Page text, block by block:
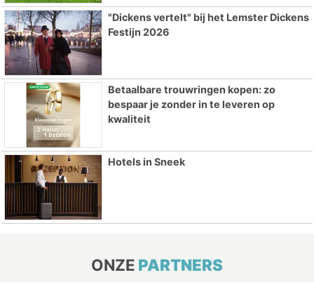
"Dickens vertelt" bij het Lemster Dickens
Festijn 2026
Betaalbare trouwringen kopen: zo
bespaar je zonder in te leveren op
kwaliteit
Hotels in Sneek
ONZE PARTNERS